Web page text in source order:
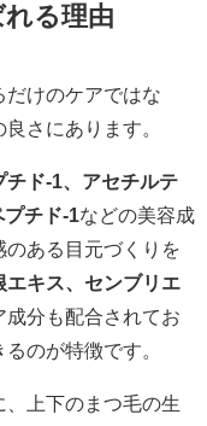
る理由
だけのケアではな
さにあります。
チド-1、アセチルテ
チド-1 などの美容成
ある目元づくりを
エキス、センブリエ
成分も配合されてお
のが特徴です。
上下のまつ毛の生